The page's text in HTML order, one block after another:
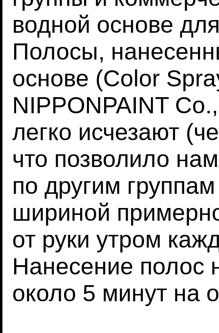
водной основе
Полосы,
основе (Color
NIPPONPAINT
легко исчезают
что позволило
по другим
шириной
от руки утром
Нанесение полос
около 5 минут на